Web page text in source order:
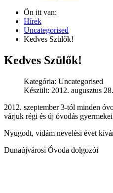
Ön itt van:
Hírek
Uncategorised
Kedves Szülők!
Kedves Szülők!
Kategória: Uncategorised
Készült: 2012. augusztus 28.
2012. szeptember 3-tól minden
várjuk régi és új óvodás
Nyugodt, vidám nevelési évet
Dunaújvárosi Óvoda dolgozói